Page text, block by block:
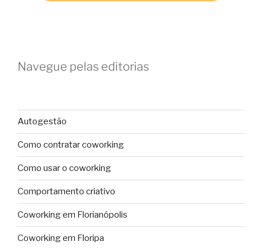
Navegue pelas editorias
Autogestão
Como contratar coworking
Como usar o coworking
Comportamento criativo
Coworking em Florianópolis
Coworking em Floripa